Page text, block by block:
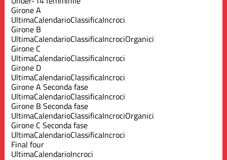
Girone A
UltimaCalendarioClassificaIncroci
Girone B
UltimaCalendarioClassificaIncrociOrganici
Girone C
UltimaCalendarioClassificaIncroci
Girone D
UltimaCalendarioClassificaIncroci
Girone A Seconda fase
UltimaCalendarioClassificaIncroci
Girone B Seconda fase
UltimaCalendarioClassificaIncrociOrganici
Girone C Seconda fase
UltimaCalendarioClassificaIncroci
Final four
UltimaCalendarioIncroci